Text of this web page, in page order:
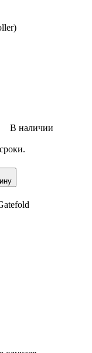
В наличии